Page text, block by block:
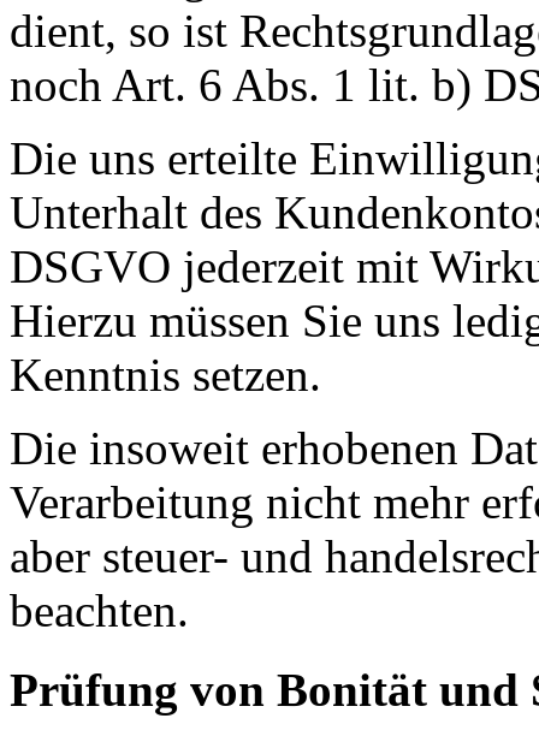
dient, so ist
noch Art. 6 Abs. 1 lit. b)
Die uns erteilte
Unterhalt des
DSGVO jederzeit mit
Hierzu müssen Sie uns
Kenntnis setzen.
Die insoweit erhobenen
Verarbeitung nicht mehr
aber steuer- und
beachten.
Prüfung von Bonität und